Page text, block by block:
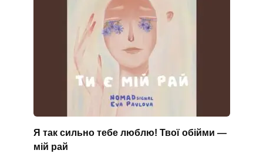
Я так сильно тебе люблю! Твої обійми —
мій рай